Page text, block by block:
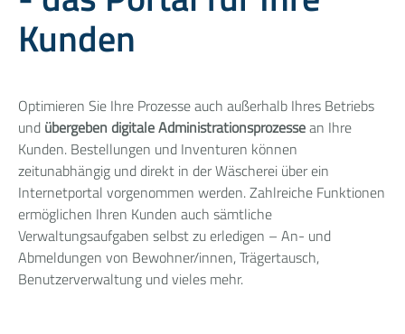
Kunden
Optimieren Sie Ihre Prozesse auch außerhalb Ihres Betriebs
und übergeben digitale Administrationsprozessean Ihre
Kunden. Bestellungen und Inventuren können
zeitunabhängig und direkt in der Wäscherei über ein
Internetportal vorgenommen werden. Zahlreiche Funktionen
ermöglichen Ihren Kunden auch sämtliche
Verwaltungsaufgaben selbst zu erledigen – An- und
Abmeldungen von Bewohner/innen, Trägertausch,
Benutzerverwaltung und vieles mehr.